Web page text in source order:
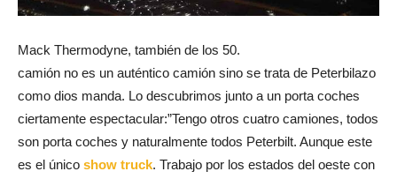
Mack Thermodyne, también de los 50.
camión no es un auténtico camión sino se trata de Peterbilazo
como dios manda. Lo descubrimos junto a un porta coches
ciertamente espectacular:”Tengo otros cuatro camiones, todos
son porta coches y naturalmente todos Peterbilt. Aunque este
es el único show truck. Trabajo por los estados del oeste con